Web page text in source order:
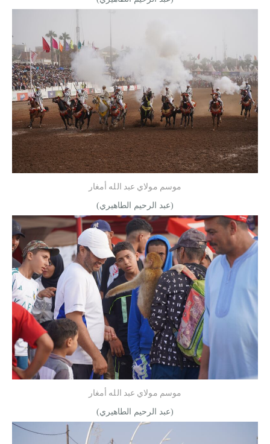
موسم مولاي عبد الله أمغار
(عبد الرحيم الطاهيري)
موسم مولاي عبد الله أمغار
(عبد الرحيم الطاهيري)